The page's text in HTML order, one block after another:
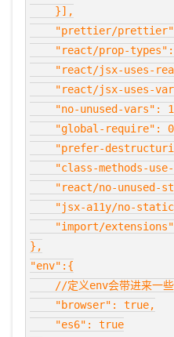
    }],
"prettier/
"react/prop-
"react/jsx-uses-
"react/jsx-uses-
"no-unused-vars":
"global-require":
"prefer-
"class-methods-
"react/no-unused-
"jsx-a11y/no-
"import/
},
"env":{
//定义env会带进来一
    "browser": true,
    "es6": true